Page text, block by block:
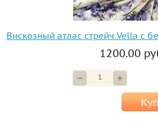
Вискозный атлас стрейч Vella с
1200.00